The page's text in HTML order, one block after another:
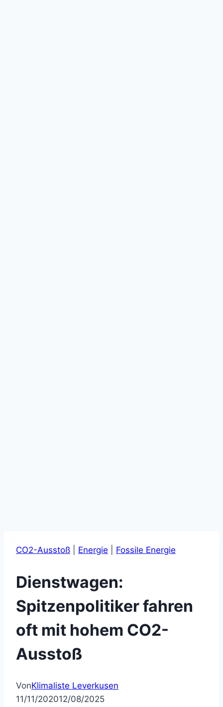
CO2-Ausstoß Energie Fossile Energie
Dienstwagen:
Spitzenpolitiker fahren
oft mit hohem CO2-
Ausstoß
VonKlimaliste Leverkusen
11/11/202012/08/2025